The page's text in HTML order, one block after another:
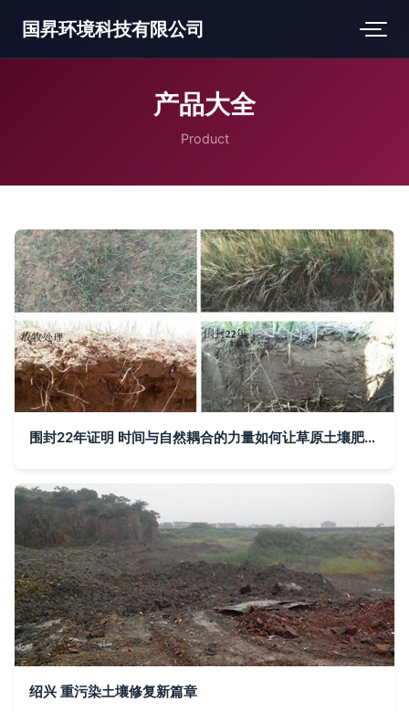
国昇环境科技有限公司
产品大全
Product
围封22年证明 时间与自然耦合的力量如何让草原土壤肥力恢复
绍兴 重污染土壤修复新篇章